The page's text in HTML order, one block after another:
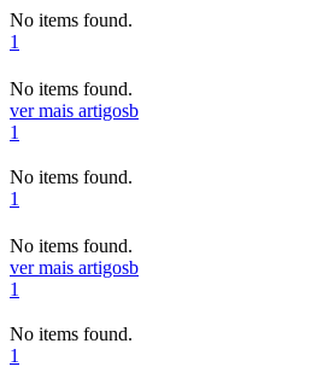
No items found.
1
No items found.
ver mais artigosb
1
No items found.
1
No items found.
ver mais artigosb
1
No items found.
1